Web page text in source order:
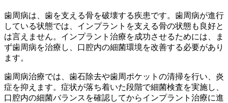
歯周病は、歯を支える骨を破壊する疾患です。歯周病が進行
している状態では、インプラントを支える骨の状態も良好と
は言えません。インプラント治療を成功させるためには、ま
ず歯周病を治療し、口腔内の細菌環境を改善する必要があり
ます。
歯周病治療では、歯石除去や歯周ポケットの清掃を行い、炎
症を抑えます。症状が落ち着いた段階で細菌検査を実施し、
口腔内の細菌バランスを確認してからインプラント治療に進